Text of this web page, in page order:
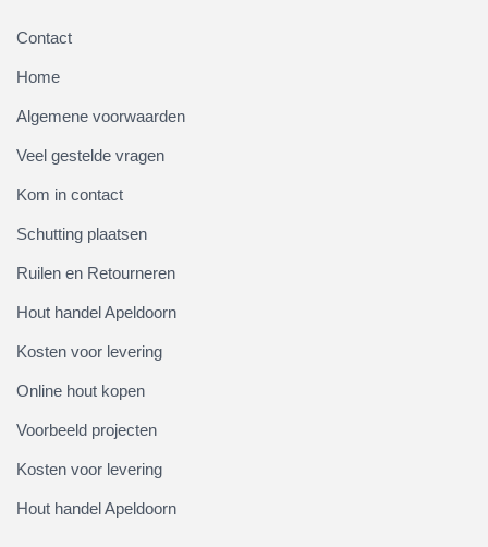
Contact
Home
Algemene voorwaarden
Veel gestelde vragen
Kom in contact
Schutting plaatsen
Ruilen en Retourneren
Hout handel Apeldoorn
Kosten voor levering
Online hout kopen
Voorbeeld projecten
Kosten voor levering
Hout handel Apeldoorn